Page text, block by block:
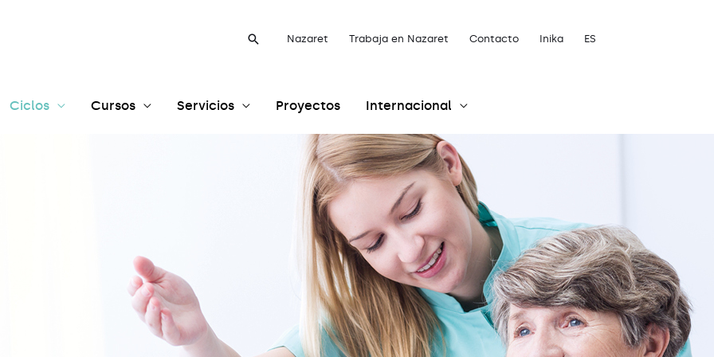
BuscarNazaret Trabaja en Nazaret Contacto Inika ES
Ciclos Cursos Servicios Proyectos Internacional